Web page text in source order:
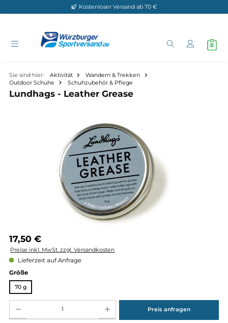
Zum Hauptinhalt springenKostenloser Versand ab 70 €
Sie sind hier: Aktivität
Wandern & Trekken
Outdoor Schuhe
Schuhzubehör & Pflege
Bildergalerie überspringen
Regulärer Preis:
17,50 €
Preise inkl. MwSt. zzgl. Versandkosten
Lieferzeit auf Anfrage
Größeauswählen
70 g